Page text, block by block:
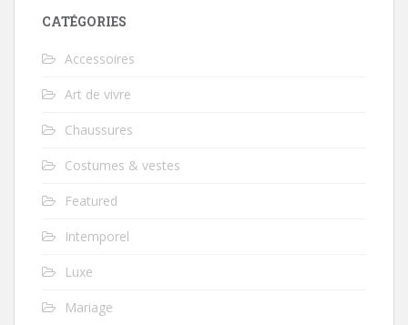
CATÉGORIES
Accessoires
Art de vivre
Chaussures
Costumes & vestes
Featured
Intemporel
Luxe
Mariage